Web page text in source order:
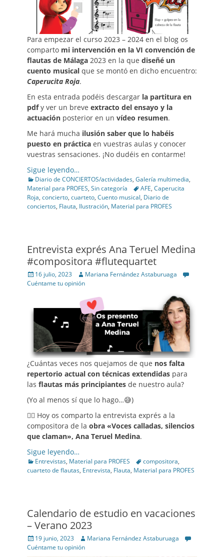
Para empezar el curso 2023 – 2024 en el blog os
comparto mi intervención en la VI convención de
flautas de Málaga 2023 en la que diseñé un
cuento musical que se montó en dicho encuentro:
Caperucita Roja.
En esta entrada podéis descargar la partitura en
pdfy ver un breve extracto del ensayo y la
actuación posterior en un vídeo resumen.
Me hará mucha ilusión saber que lo habéis
puesto en práctica en vuestras aulas y conocer
vuestras sensaciones. ¡No dudéis en contarme!
Sigue leyendo…
Categories
Diario de CONCIERTOS/actividades, Galería multimedia,
Material para PROFES, Sin categoría TagsAFE, Caperucita
Roja, concierto, cuarteto, Cuento musical, Diario de
conciertos, Flauta, Ilustración, Material para PROFES
Entrevista exprés Ana Teruel Medina
#compositora #flutequartet
Posted
on
16 julio, 2023 Author
Mariana Fernández Astaburuaga
Cuéntame tu opinión
¿Cuántas veces nos quejamos de que nos falta
repertorio actual con técnicas extendidas para
las flautas más principiantes de nuestro aula?
(Yo al menos sí que lo hago…😅)
👉🏼 Hoy os comparto la entrevista exprés a la
compositora de la obra «Voces calladas, silencios
que claman», Ana Teruel Medina.
Sigue leyendo…
Categories
Entrevistas, Material para PROFES Tagscompositora,
cuarteto de flautas, Entrevista, Flauta, Material para PROFES
Calendario de estudio en vacaciones
– Verano 2023
Posted
on
19 junio, 2023 Author
Mariana Fernández Astaburuaga
Cuéntame tu opinión